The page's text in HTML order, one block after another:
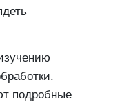
подробные